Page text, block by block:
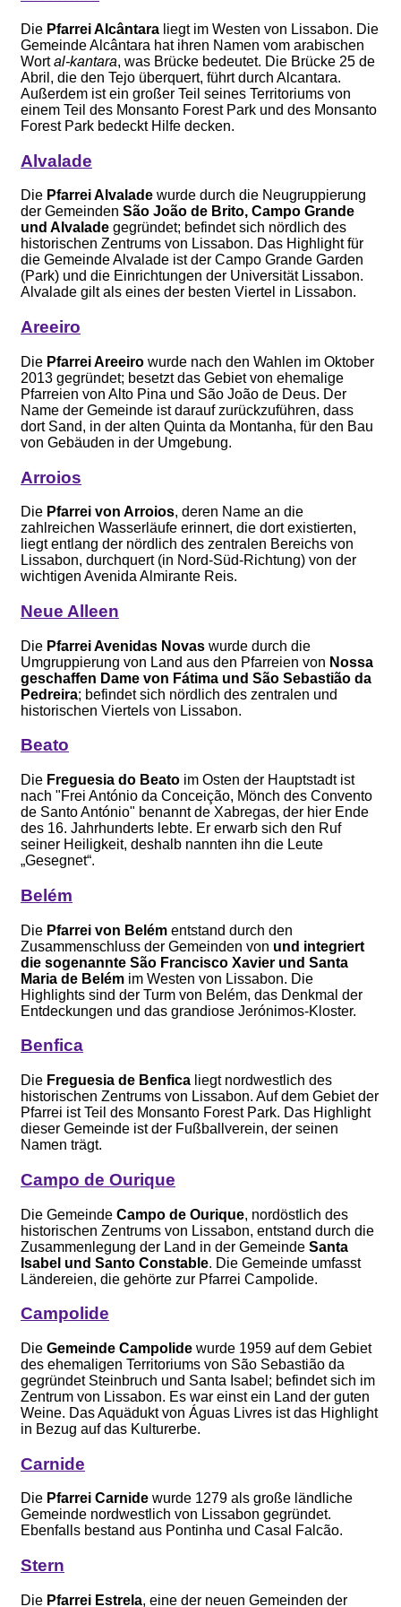
Die Pfarrei Alcântara liegt im Westen von Lissabon. Die
Gemeinde Alcântara hat ihren Namen vom arabischen
Wortal-kantara, was Brücke bedeutet. Die Brücke 25 de
Abril, die den Tejo überquert, führt durch Alcantara.
Außerdem ist ein großer Teil seines Territoriums von
einem Teil des Monsanto Forest Park und des Monsanto
Forest Park bedeckt Hilfe decken.
Alvalade
Die Pfarrei Alvalade wurde durch die Neugruppierung
der Gemeinden São João de Brito, Campo Grande
und Alvalade gegründet; befindet sich nördlich des
historischen Zentrums von Lissabon. Das Highlight für
die Gemeinde Alvalade ist der Campo Grande Garden
(Park) und die Einrichtungen der Universität Lissabon.
Alvalade gilt als eines der besten Viertel in Lissabon.
Areeiro
Die Pfarrei Areeiro wurde nach den Wahlen im Oktober
2013 gegründet; besetzt das Gebiet von ehemalige
Pfarreien von Alto Pina und São João de Deus. Der
Name der Gemeinde ist darauf zurückzuführen, dass
dort Sand, in der alten Quinta da Montanha, für den Bau
von Gebäuden in der Umgebung.
Arroios
Die Pfarrei von Arroios, deren Name an die
zahlreichen Wasserläufe erinnert, die dort existierten,
liegt entlang der nördlich des zentralen Bereichs von
Lissabon, durchquert (in Nord-Süd-Richtung) von der
wichtigen Avenida Almirante Reis.
Neue Alleen
Die Pfarrei Avenidas Novas wurde durch die
Umgruppierung von Land aus den Pfarreien von Nossa
geschaffen Dame von Fátima und São Sebastião da
Pedreira; befindet sich nördlich des zentralen und
historischen Viertels von Lissabon.
Beato
Die Freguesia do Beato im Osten der Hauptstadt ist
nach "Frei António da Conceição, Mönch des Convento
de Santo António" benannt de Xabregas, der hier Ende
des 16. Jahrhunderts lebte. Er erwarb sich den Ruf
seiner Heiligkeit, deshalb nannten ihn die Leute
„Gesegnet“.
Belém
Die Pfarrei von Belém entstand durch den
Zusammenschluss der Gemeinden von und integriert
die sogenannte São Francisco Xavier und Santa
Maria de Belém im Westen von Lissabon. Die
Highlights sind der Turm von Belém, das Denkmal der
Entdeckungen und das grandiose Jerónimos-Kloster.
Benfica
Die Freguesia de Benfica liegt nordwestlich des
historischen Zentrums von Lissabon. Auf dem Gebiet der
Pfarrei ist Teil des Monsanto Forest Park. Das Highlight
dieser Gemeinde ist der Fußballverein, der seinen
Namen trägt.
Campo de Ourique
Die Gemeinde Campo de Ourique, nordöstlich des
historischen Zentrums von Lissabon, entstand durch die
Zusammenlegung der Land in der Gemeinde Santa
Isabel und Santo Constable. Die Gemeinde umfasst
Ländereien, die gehörte zur Pfarrei Campolide.
Campolide
Die Gemeinde Campolide wurde 1959 auf dem Gebiet
des ehemaligen Territoriums von São Sebastião da
gegründet Steinbruch und Santa Isabel; befindet sich im
Zentrum von Lissabon. Es war einst ein Land der guten
Weine. Das Aquädukt von Águas Livres ist das Highlight
in Bezug auf das Kulturerbe.
Carnide
Die Pfarrei Carnide wurde 1279 als große ländliche
Gemeinde nordwestlich von Lissabon gegründet.
Ebenfalls bestand aus Pontinha und Casal Falcão.
Stern
Die Pfarrei Estrela, eine der neuen Gemeinden der